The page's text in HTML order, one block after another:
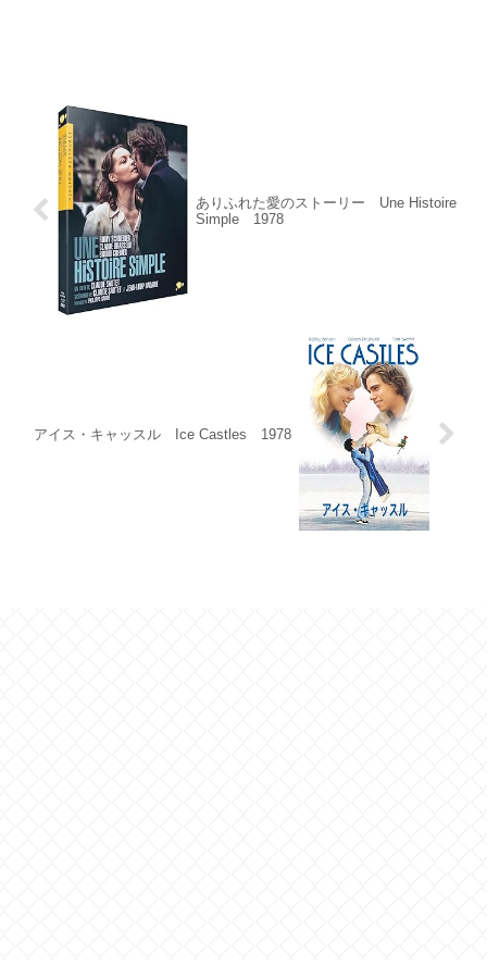
ありふれた愛のストーリー Une Histoire
Simple 1978
アイス・キャッスル Ice Castles 1978